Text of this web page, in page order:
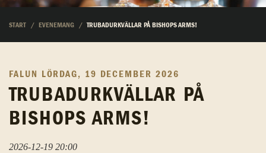
START EVENEMANG TRUBADURKVÄLLAR PÅ BISHOPS ARMS!
FALUN LÖRDAG, 19 DECEMBER 2026
TRUBADURKVÄLLAR PÅ
BISHOPS ARMS!
2026-12-19 20:00